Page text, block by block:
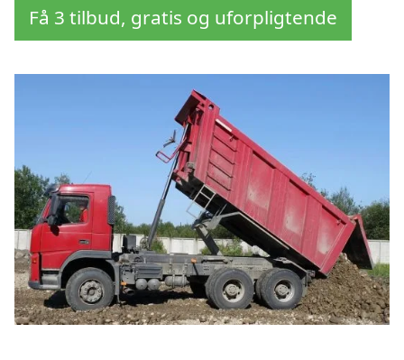
Få 3 tilbud, gratis og uforpligtende